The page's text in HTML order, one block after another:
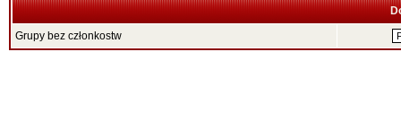
Grupy bez członkostw